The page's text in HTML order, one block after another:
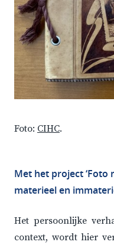
Foto: CIHC.
Met het project ‘Foto
materieel en
Het persoonlijke
context, wordt hier